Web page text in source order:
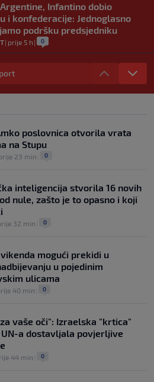
Infantino dobio
i konfederacije: Jednoglasno
podršku predsjedniku
| prije 5 h | 0
vijesti: Preminuo nekadašnji
dolara
prije 6 h 0
poslovnica otvorila vrata
na Stupu
23 min 0
inteligencija stvorila 16 novih
nule, zašto je to opasno i koji
32 min 0
mogući prekidi u
u pojedinim
ulicama
40 min 0
vaše oči": Izraelska "krtica"
a dostavljala povjerljive
44 min 0